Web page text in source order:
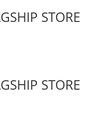
STORE
STORE